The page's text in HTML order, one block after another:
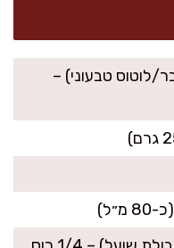
לוטוס טבעוני) –